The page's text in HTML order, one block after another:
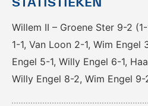
STATISTIEKEN
Willem II – Groene Ster 9-2
1-1, Van Loon 2-1, Wim Engel
Engel 5-1, Willy Engel 6-1,
Willy Engel 8-2, Wim Engel 9-